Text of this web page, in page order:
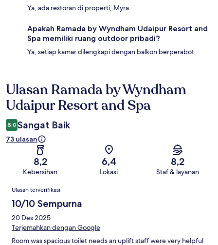
Ya, ada restoran di properti, Myra.
Apakah Ramada by Wyndham Udaipur Resort and
Spa memiliki ruang outdoor pribadi?
Ya, setiap kamar dilengkapi dengan balkon berperabot.
Ulasan
Ulasan Ramada by Wyndham
Udaipur Resort and Spa
8,0 Sangat Baik
73 ulasan
8,2
Kebersihan
6,4
Lokasi
8,2
Staf & layanan
Ulasan
Ulasan terverifikasi
10/10 Sempurna
20 Des 2025
Terjemahkan dengan Google
Room was spacious toilet needs an uplift staff were very helpful